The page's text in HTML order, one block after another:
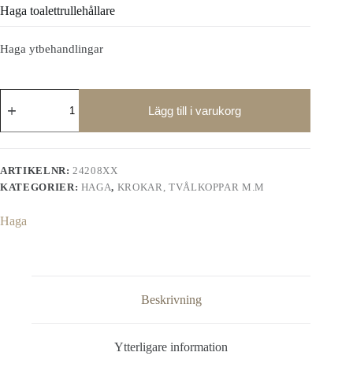
Haga toalettrullehållare
Haga ytbehandlingar
toalettrullehållare
Lägg till i varukorg
ARTIKELNR: 24208XX
KATEGORIER: HAGA, KROKAR, TVÅLKOPPAR M.M
Haga
Beskrivning
Ytterligare information